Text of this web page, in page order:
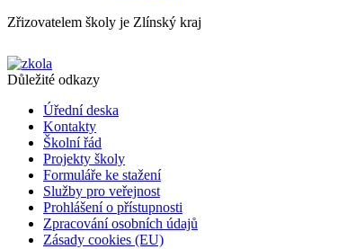
Zřizovatelem školy je Zlínský kraj
Důležité odkazy
Úřední deska
Kontakty
Školní řád
Projekty školy
Formuláře ke stažení
Služby pro veřejnost
Prohlášení o přístupnosti
Zpracování osobních údajů
Zásady cookies (EU)